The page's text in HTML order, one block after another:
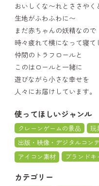
おいしくな〜れとささやく
生地がふわふわに〜
まだ赤ちゃんの妖精なので
時々疲れて横になって寝て
仲間のトラフロールと
このはロールと一緒に
遊びながら小さな幸せを
人々にお届けしています。
使ってほしいジャンル
クレーンゲームの景品
玩
出版・映像・デジタルコン
アイコン素材
ブランドキ
カテゴリー